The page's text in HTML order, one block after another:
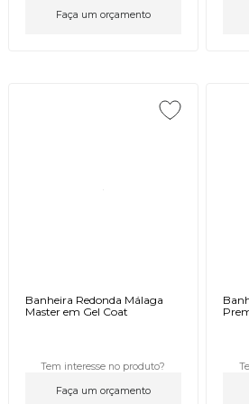
Faça um orçamento
Banheira Redonda Málaga
Master em Gel Coat
Tem interesse no produto?
Faça um orçamento